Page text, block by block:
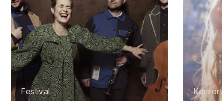
Festival Konzert